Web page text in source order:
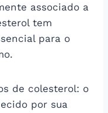
associado a
tem
para o
de colesterol: o
por sua